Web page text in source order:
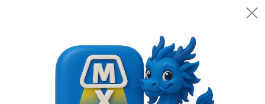
Помощь